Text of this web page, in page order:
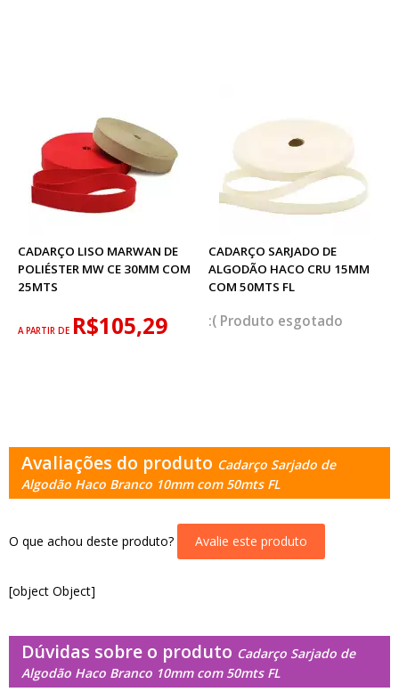
CADARÇO LISO MARWAN DE
POLIÉSTER MW CE 30MM COM
25MTS
A PARTIR DE R$105,29
CADARÇO SARJADO DE
ALGODÃO HACO CRU 15MM
COM 50MTS FL
esgotado
Avaliações do produto Cadarço Sarjado de
Algodão Haco Branco 10mm com 50mts FL
O que achou deste produto? Avalie este produto
[object Object]
Dúvidas sobre o produto Cadarço Sarjado de
Algodão Haco Branco 10mm com 50mts FL